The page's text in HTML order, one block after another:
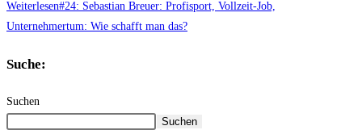
Weiterlesen#24: Sebastian Breuer: Profisport, Vollzeit-Job,
Unternehmertum: Wie schafft man das?
Suche:
Suchen
Suchen